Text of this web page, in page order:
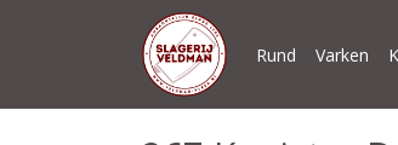
Rund Varken